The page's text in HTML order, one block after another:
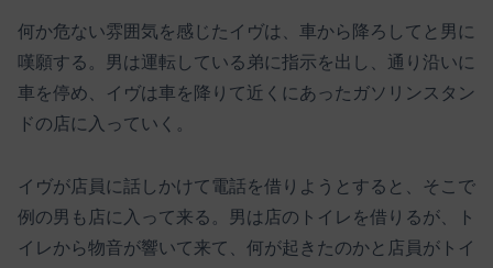
何か危ない雰囲気を感じたイヴは、車から降ろしてと男に
嘆願する。男は運転している弟に指示を出し、通り沿いに
車を停め、イヴは車を降りて近くにあったガソリンスタン
ドの店に入っていく。
イヴが店員に話しかけて電話を借りようとすると、そこで
例の男も店に入って来る。男は店のトイレを借りるが、ト
イレから物音が響いて来て、何が起きたのかと店員がトイ